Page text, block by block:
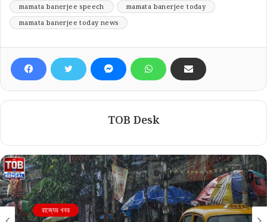
mamata banerjee speech
mamata banerjee today
mamata banerjee today news
TOB Desk
রাজ্যের খবর